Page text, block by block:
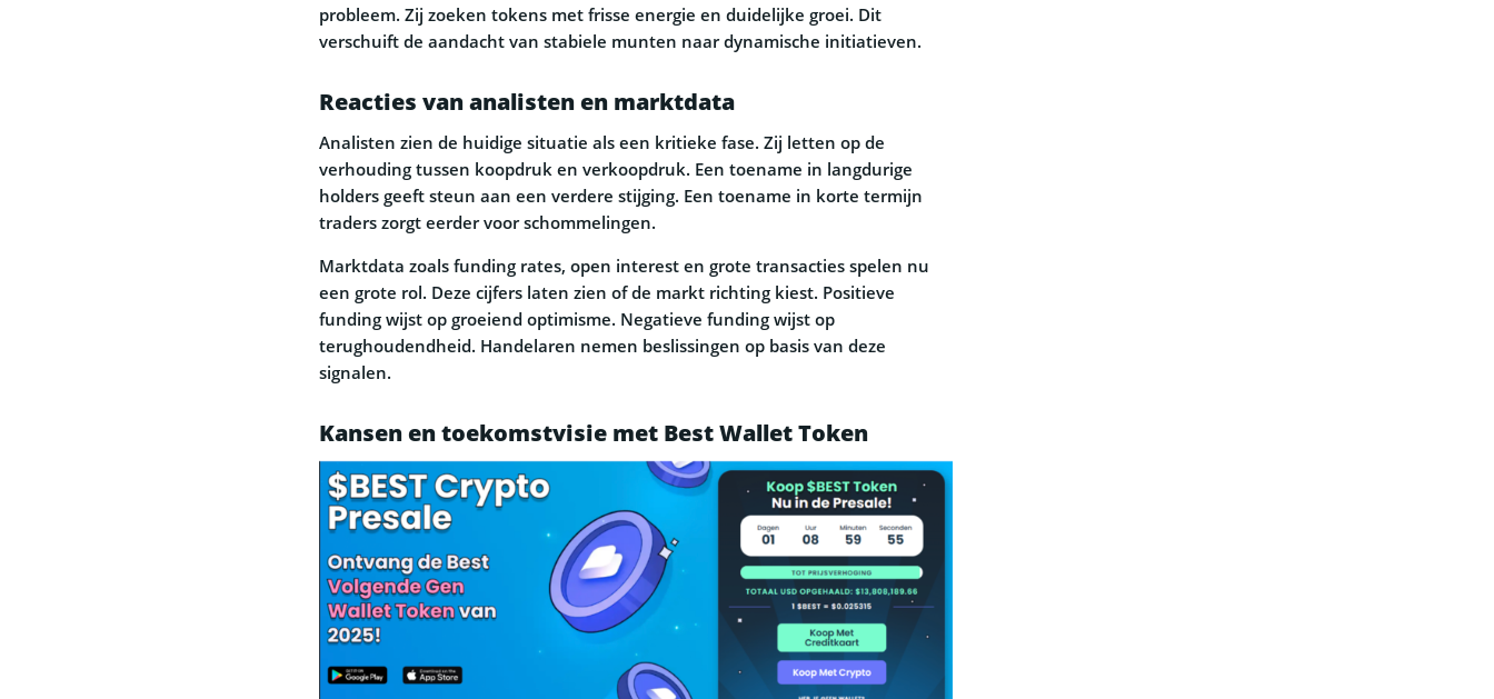
probleem. Zij zoeken tokens met frisse energie en duidelijke groei. Dit
verschuift de aandacht van stabiele munten naar dynamische initiatieven.
Reacties van analisten en marktdata
Analisten zien de huidige situatie als een kritieke fase. Zij letten op de
verhouding tussen koopdruk en verkoopdruk. Een toename in langdurige
holders geeft steun aan een verdere stijging. Een toename in korte termijn
traders zorgt eerder voor schommelingen.
Marktdata zoals funding rates, open interest en grote transacties spelen nu
een grote rol. Deze cijfers laten zien of de markt richting kiest. Positieve
funding wijst op groeiend optimisme. Negatieve funding wijst op
terughoudendheid. Handelaren nemen beslissingen op basis van deze
signalen.
Kansen en toekomstvisie met Best Wallet Token